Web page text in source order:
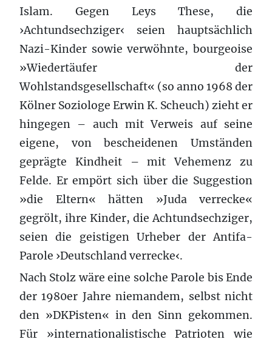
Islam. Gegen Leys These, die
›Achtundsechziger‹ seien hauptsächlich
Nazi-Kinder sowie verwöhnte, bourgeoise
»Wiedertäufer der
Wohlstandsgesellschaft« (so anno 1968 der
Kölner Soziologe Erwin K. Scheuch) zieht er
hingegen – auch mit Verweis auf seine
eigene, von bescheidenen Umständen
geprägte Kindheit – mit Vehemenz zu
Felde. Er empört sich über die Suggestion
»die Eltern« hätten »Juda verrecke«
gegrölt, ihre Kinder, die Achtundsechziger,
seien die geistigen Urheber der Antifa-
Parole ›Deutschland verrecke‹.
Nach Stolz wäre eine solche Parole bis Ende
der 1980er Jahre niemandem, selbst nicht
den »DKPisten« in den Sinn gekommen.
Für »internationalistische Patrioten wie